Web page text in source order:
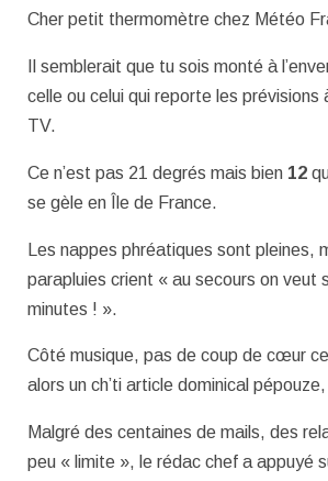
Cher petit thermomètre chez Météo
Il semblerait que tu sois monté à
celle ou celui qui reporte les prévisions
TV.
Ce n’est pas 21 degrés mais bien 12
se gèle en Île de France.
Les nappes phréatiques sont pleines,
parapluies crient « au secours on veut
minutes ! ».
Côté musique, pas de coup de cœur
alors un ch’ti article dominical
Malgré des centaines de mails, des
peu « limite », le rédac chef a appuyé